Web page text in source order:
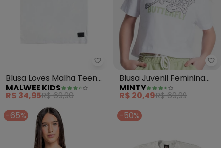
Malwee Kids - Blusa Loves
Blusa Loves Malha Teen
(Branco)
MALWEE KIDS
R$ 34,95R$ 69,90
Blusa Juvenil Feminina
(Branco)
MINTY
R$ 20,49R$ 69,99
-65%
-50%